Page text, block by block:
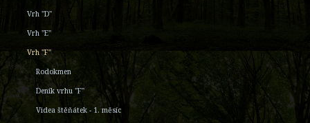
Vrh "D"
Vrh "E"
Vrh "F"
Rodokmen
Deník vrhu "F"
Videa štěňátek - 1. měsíc